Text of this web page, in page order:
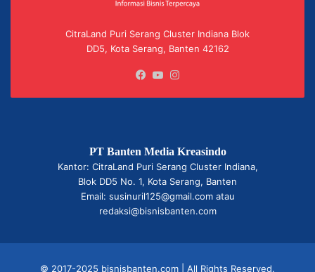
CitraLand Puri Serang Cluster Indiana Blok
DD5, Kota Serang, Banten 42162
Facebook
YouTube
PT Banten Media Kreasindo
Kantor: CitraLand Puri Serang Cluster Indiana,
Blok DD5 No. 1, Kota Serang, Banten
Email: susinuril125@gmail.com atau
redaksi@bisnisbanten.com
© 2017-2025 bisnisbanten.com | All Rights Reserved.